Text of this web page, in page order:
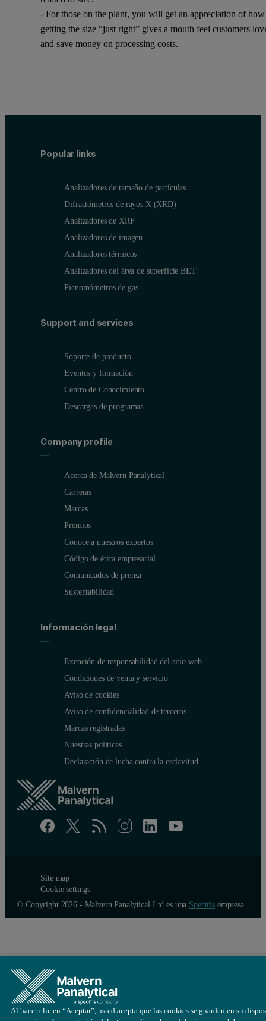
- For those on the plant, you will get an appreciation of how
getting the size “just right” gives a mouth feel customers
and save money on processing costs.
Popular links
Analizadores de tamaño de partículas
Difractómetros de rayos X (XRD)
Analizadores de XRF
Analizadores de imagen
Analizadores térmicos
Analizadores del área de superficie BET
Picnomómetros de gas
Support and services
Soporte de producto
Eventos y formación
Centro de Conocimiento
Descargas de programas
Company profile
Acerca de Malvern Panalytical
Carreras
Marcas
Premios
Conoce a nuestros expertos
Código de ética empresarial
Comunicados de prensa
Sustentabilidad
Información legal
Exención de responsabilidad del sitio web
Condiciones de venta y servicio
Aviso de cookies
Aviso de confidencialidad de terceros
Marcas registradas
Nuestras políticas
Declaración de lucha contra la esclavitud
Site map
Cookie settings
© Copyright 2026 - Malvern Panalytical Ltd es una Spectrisempresa
Al hacer clic en “Aceptar”, usted acepta que las cookies se guarden en su